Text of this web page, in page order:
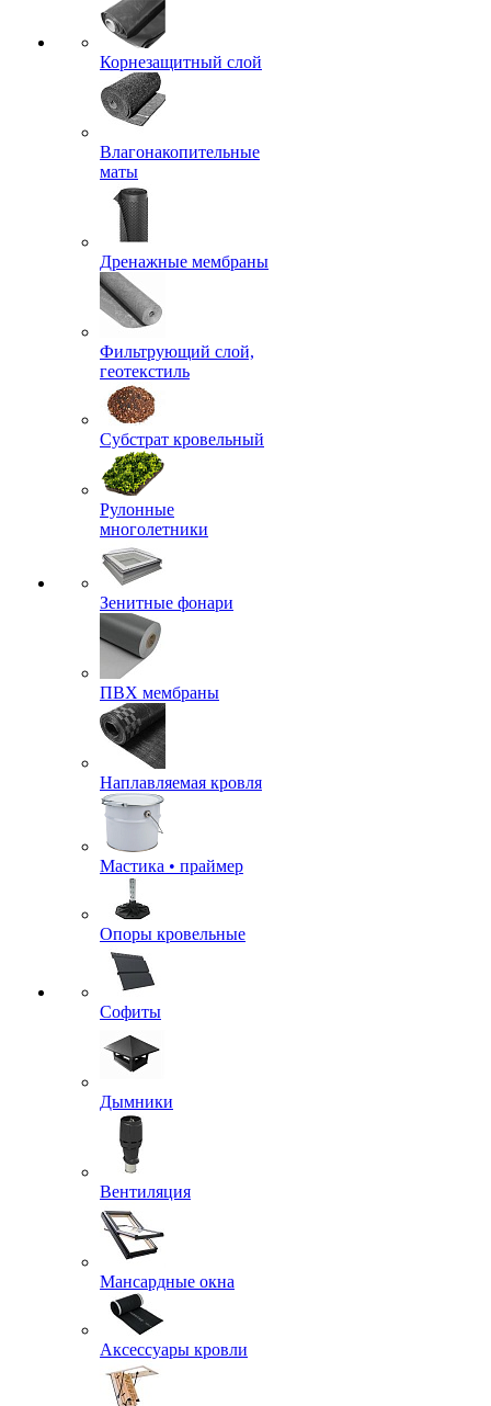
Корнезащитный слой
Влагонакопительные
маты
Дренажные мембраны
Фильтрующий слой,
геотекстиль
Субстрат кровельный
Рулонные
многолетники
Зенитные фонари
ПВХ мембраны
Наплавляемая кровля
Мастика • праймер
Опоры кровельные
Софиты
Дымники
Вентиляция
Мансардные окна
Аксессуары кровли